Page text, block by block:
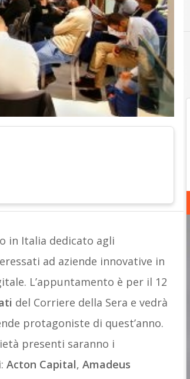
in Italia dedicato agli
ad aziende innovative in
L’appuntamento è per il 12
del Corriere della Sera e vedrà
protagoniste di quest’anno.
presenti saranno i
Acton Capital, Amadeus
C
Copernico